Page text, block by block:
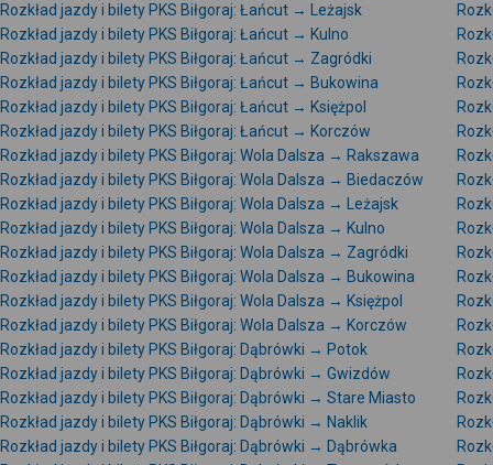
Rozkład jazdy i bilety PKS Biłgoraj: Łańcut → Leżajsk
Rozkład jazdy i bilety PKS Biłgoraj: Łańcut → Kulno
Rozkład jazdy i bilety PKS Biłgoraj: Łańcut → Zagródki
Rozkład jazdy i bilety PKS Biłgoraj: Łańcut → Bukowina
Rozkład jazdy i bilety PKS Biłgoraj: Łańcut → Księżpol
Rozkład jazdy i bilety PKS Biłgoraj: Łańcut → Korczów
Rozkład jazdy i bilety PKS Biłgoraj: Wola Dalsza → Rakszawa
Rozkład jazdy i bilety PKS Biłgoraj: Wola Dalsza → Biedaczów
Rozkład jazdy i bilety PKS Biłgoraj: Wola Dalsza → Leżajsk
Rozkład jazdy i bilety PKS Biłgoraj: Wola Dalsza → Kulno
Rozkład jazdy i bilety PKS Biłgoraj: Wola Dalsza → Zagródki
Rozkład jazdy i bilety PKS Biłgoraj: Wola Dalsza → Bukowina
Rozkład jazdy i bilety PKS Biłgoraj: Wola Dalsza → Księżpol
Rozkład jazdy i bilety PKS Biłgoraj: Wola Dalsza → Korczów
Rozkład jazdy i bilety PKS Biłgoraj: Dąbrówki → Potok
Rozkład jazdy i bilety PKS Biłgoraj: Dąbrówki → Gwizdów
Rozkład jazdy i bilety PKS Biłgoraj: Dąbrówki → Stare Miasto
Rozkład jazdy i bilety PKS Biłgoraj: Dąbrówki → Naklik
Rozkład jazdy i bilety PKS Biłgoraj: Dąbrówki → Dąbrówka